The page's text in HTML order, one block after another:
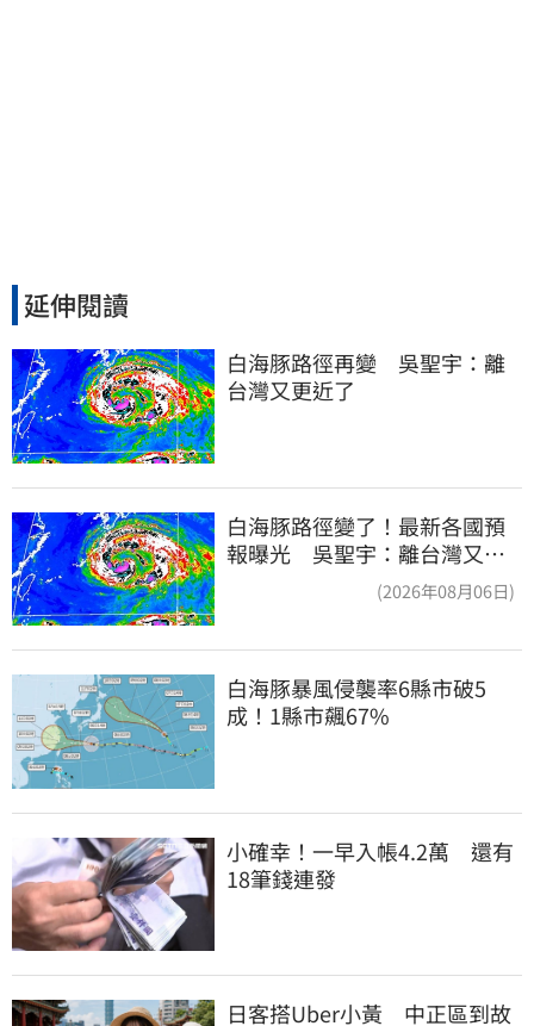
延伸閱讀
白海豚路徑再變　吳聖宇：離
台灣又更近了
白海豚路徑變了！最新各國預
報曝光 吳聖宇：離台灣又更
(2026年08月06日)
白海豚暴風侵襲率6縣市破5
成！1縣市飆67%
小確幸！一早入帳4.2萬　還有
18筆錢連發
日客搭Uber小黃　中正區到故